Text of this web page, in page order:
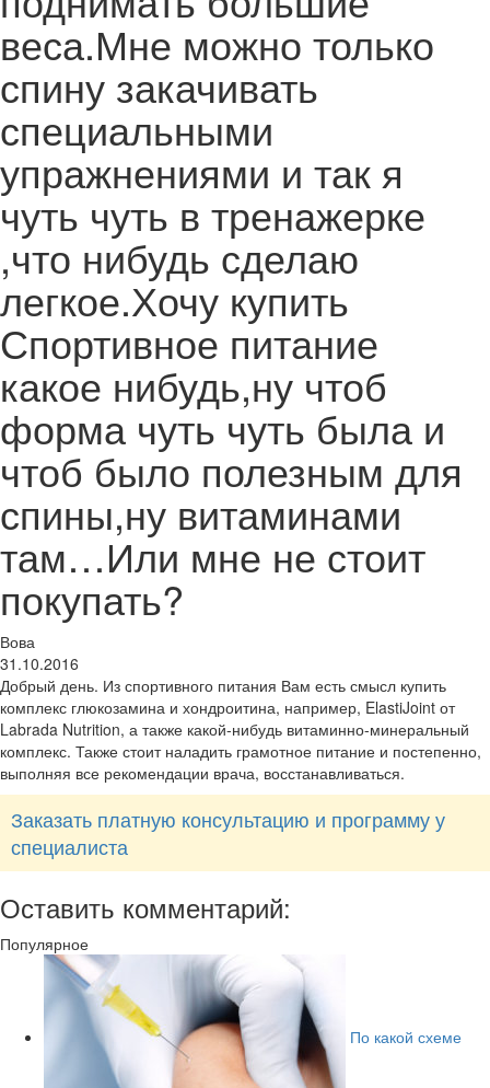
веса.Мне можно только
спину закачивать
специальными
упражнениями и так я
чуть чуть в тренажерке
,что нибудь сделаю
легкое.Хочу купить
Спортивное питание
какое нибудь,ну чтоб
форма чуть чуть была и
чтоб было полезным для
спины,ну витаминами
там…Или мне не стоит
покупать?
Вова
31.10.2016
Добрый день. Из спортивного питания Вам есть смысл купить
комплекс глюкозамина и хондроитина, например, ElastiJoint от
Labrada Nutrition, а также какой-нибудь витаминно-минеральный
комплекс. Также стоит наладить грамотное питание и постепенно,
выполняя все рекомендации врача, восстанавливаться.
Заказать платную консультацию и программу у
специалиста
Оставить комментарий:
Популярное
По какой схеме